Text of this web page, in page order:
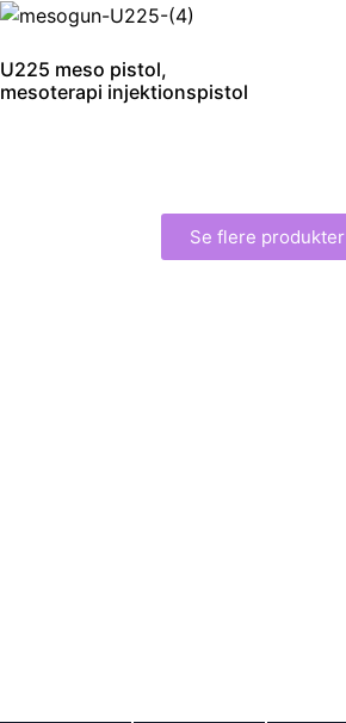
U225 meso pistol,
mesoterapi injektionspistol
Se flere produkter